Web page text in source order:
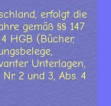
erfolgt die
gemäß §§ 147
4 HGB (Bücher,
Unterlagen,
2 und 3, Abs. 4